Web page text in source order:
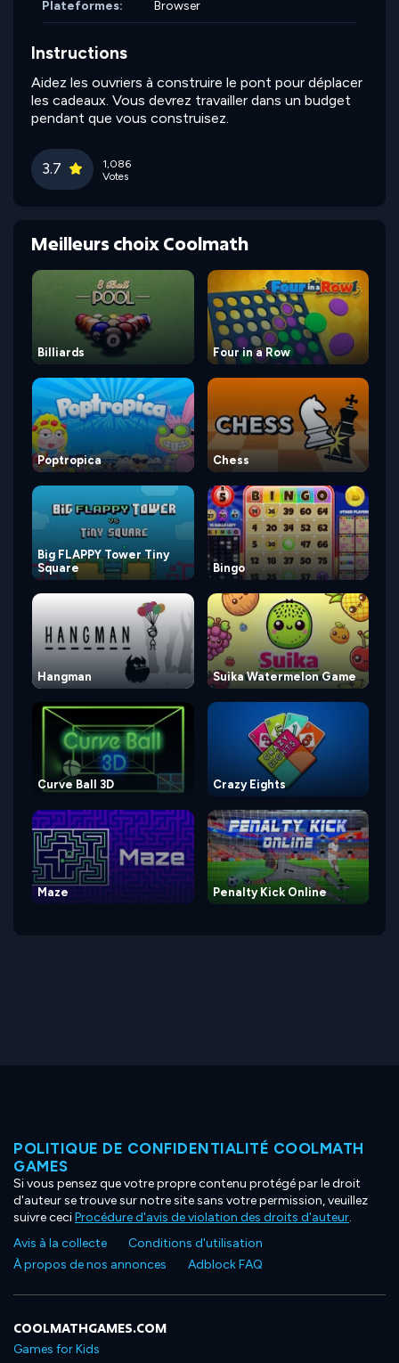
Plateformes:
Browser
Instructions
Aidez les ouvriers à construire le pont pour déplacer
les cadeaux. Vous devrez travailler dans un budget
pendant que vous construisez.
3.7
1,086
Votes
Meilleurs choix Coolmath
Billiards Four in a Row
Poptropica Chess
Big FLAPPY Tower Tiny
Square
Bingo
Hangman Suika Watermelon Game
Curve Ball 3D Crazy Eights
Maze Penalty Kick Online
POLITIQUE DE CONFIDENTIALITÉ COOLMATH
GAMES
Si vous pensez que votre propre contenu protégé par le droit
d'auteur se trouve sur notre site sans votre permission, veuillez
suivre ceciProcédure d'avis de violation des droits d'auteur.
Avis à la collecte
Conditions d'utilisation
À propos de nos annonces
Adblock FAQ
COOLMATHGAMES.COM
Games for Kids